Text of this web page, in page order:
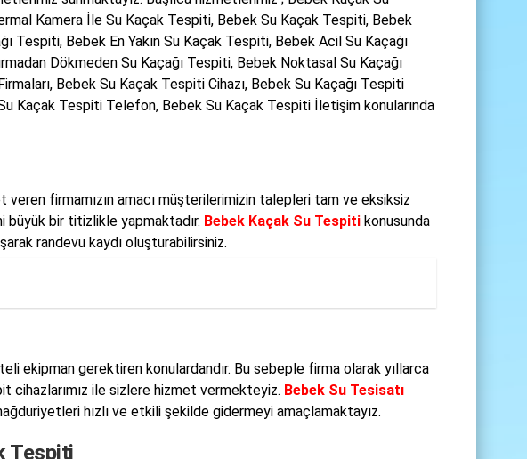
Kamera İle Su Kaçak Tespiti, Bebek Su Kaçak Tespiti, Bebek
Tespiti, Bebek En Yakın Su Kaçak Tespiti, Bebek Acil Su Kaçağı
Dökmeden Su Kaçağı Tespiti, Bebek Noktasal Su Kaçağı
Bebek Su Kaçak Tespiti Cihazı, Bebek Su Kaçağı Tespiti
Kaçak Tespiti Telefon, Bebek Su Kaçak Tespiti İletişim konularında
veren firmamızın amacı müşterilerimizin talepleri tam ve eksiksiz
büyük bir titizlikle yapmaktadır. Bebek Kaçak Su Tespiti konusunda
randevu kaydı oluşturabilirsiniz.
ekipman gerektiren konulardandır. Bu sebeple firma olarak yıllarca
cihazlarımız ile sizlere hizmet vermekteyiz. Bebek Su Tesisatı
hızlı ve etkili şekilde gidermeyi amaçlamaktayız.
Tespiti